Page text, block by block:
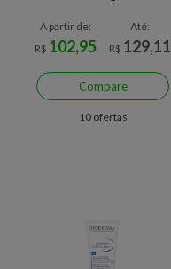
A partir de:
R$ 102,95
Até:
R$ 129,11
Compare
10 ofertas